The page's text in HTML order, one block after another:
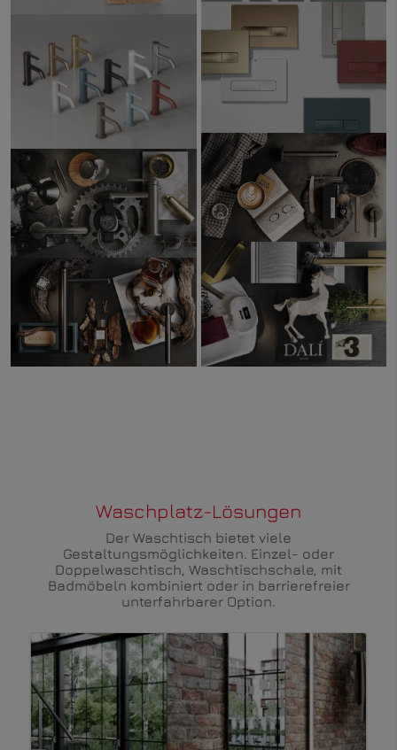
Waschplatz-Lösungen
Der Waschtisch bietet viele
Gestaltungsmöglichkeiten. Einzel- oder
Doppelwaschtisch, Waschtischschale, mit
Badmöbeln kombiniert oder in barrierefreier
unterfahrbarer Option.